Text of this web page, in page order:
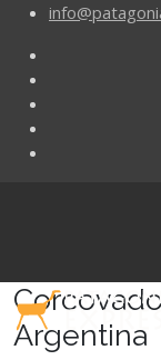
Argentina